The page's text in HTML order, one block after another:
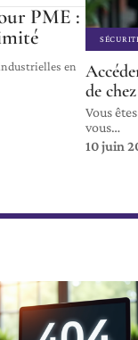
PME :
en
de
Vous
vous…
10 juin